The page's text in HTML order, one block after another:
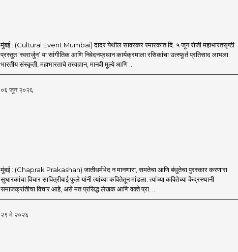
मुंबई : (Cultural Event Mumbai) दादर येथील सावरकर स्मारकात दि. ५ जून रोजी महाभारतसृष्टी
प्रस्तुत ‘स्वरार्जुन’ या सांगीतिक आणि निवेदनप्रधान कार्यक्रमाला रसिकांचा उत्स्फूर्त प्रतिसाद लाभला.
भारतीय संस्कृती, महाभारताचे तत्त्वज्ञान, मानवी मूल्ये आणि ..
०६ जून २०२६
मुंबई : (Chaprak Prakashan) जातीधर्मभेद न मानणारा, समतेचा आणि बंधुतेचा पुरस्कार करणारा
सुधारकांचा विचार सावित्रीबाई फुले यांनी त्यांच्या कवितेतून मांडला. त्यांच्या कवितेच्या केंद्रस्थानी
समाजक्रांतीचा विचार आहे, असे मत प्रसिद्ध लेखक आणि वक्ते प्रा. ..
२९ मे २०२६